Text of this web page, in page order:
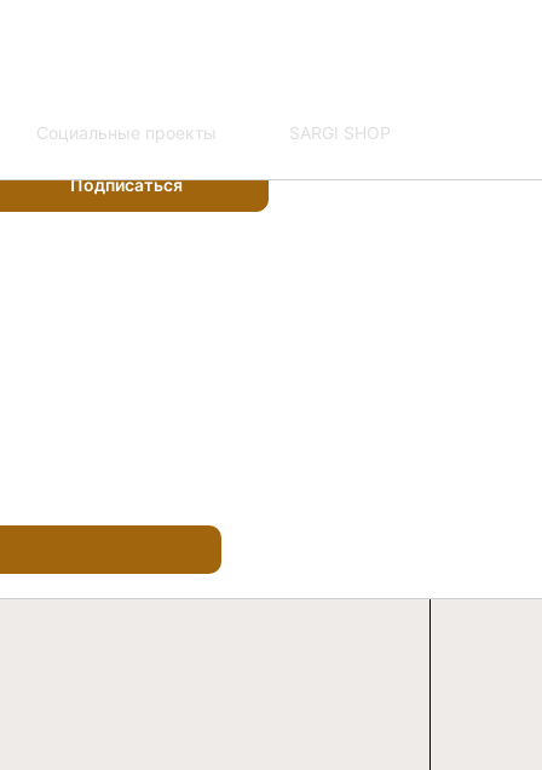
01198-02/00172804
и семинары
для себя
не пропустить обновления
Подписаться
Социальные проекты SARGI SHOP